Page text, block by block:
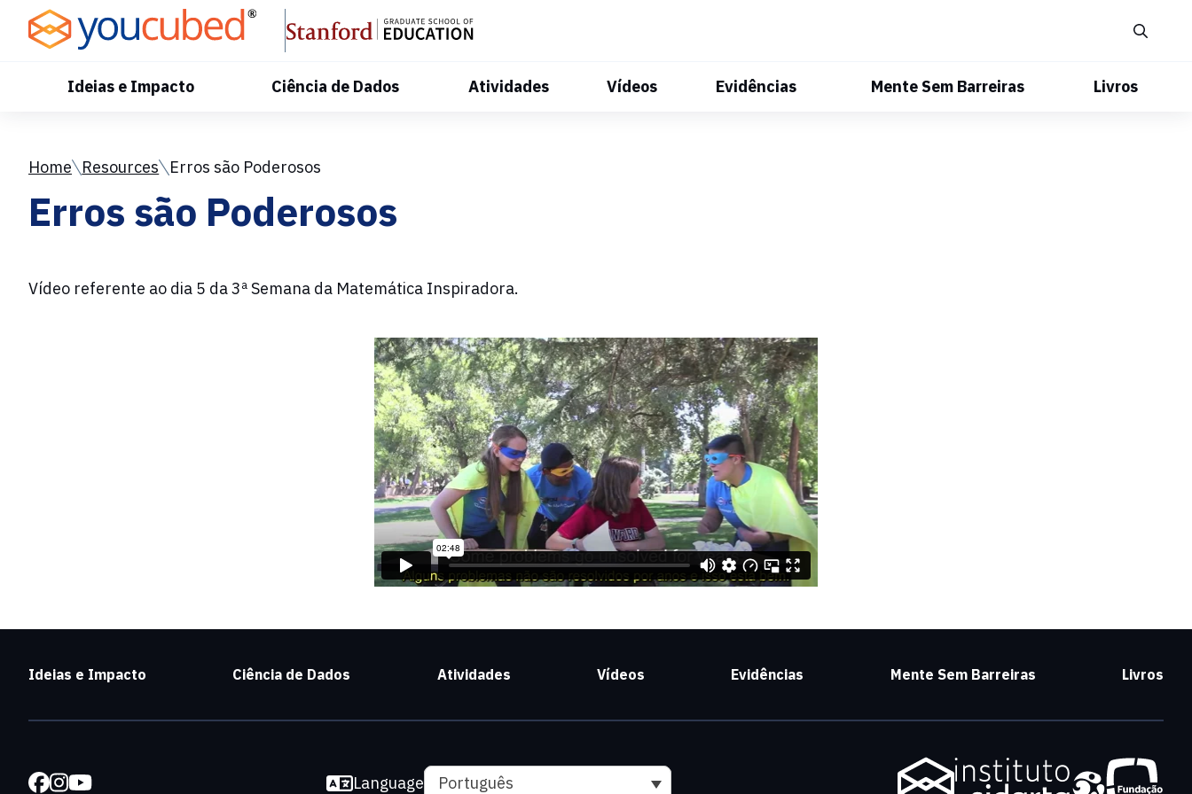
Content
Ideias e Impacto Ciência de Dados Atividades Vídeos Evidências Mente Sem Barreiras Livros
Home Resources Erros são Poderosos
Erros são Poderosos
Vídeo referente ao dia 5 da 3ª Semana da Matemática Inspiradora.
Ideias e Impacto Ciência de Dados Atividades Vídeos Evidências Mente Sem Barreiras Livros
Language Português